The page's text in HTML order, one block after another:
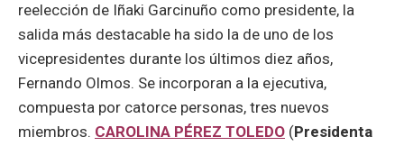
reelección de Iñaki Garcinuño como presidente, la
salida más destacable ha sido la de uno de los
vicepresidentes durante los últimos diez años,
Fernando Olmos. Se incorporan a la ejecutiva,
compuesta por catorce personas, tres nuevos
miembros. CAROLINA PÉREZ TOLEDO (Presidenta